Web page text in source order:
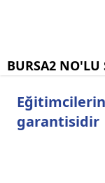
BURSA2 NO'LU
garantisidir